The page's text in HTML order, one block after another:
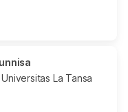
La Tansa